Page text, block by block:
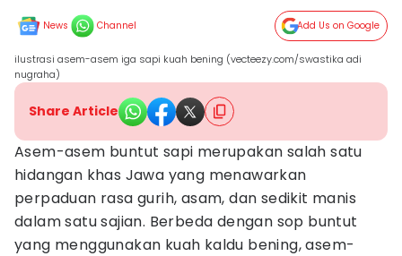
News Channel Add Us on Google
ilustrasi asem-asem iga sapi kuah bening (vecteezy.com/swastika adi
nugraha)
Share Article
Asem-asem buntut sapi merupakan salah satu
hidangan khas Jawa yang menawarkan
perpaduan rasa gurih, asam, dan sedikit manis
dalam satu sajian. Berbeda dengan sop buntut
yang menggunakan kuah kaldu bening, asem-